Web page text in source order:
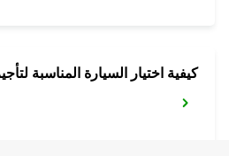
كيفية اختيار السيارة المناسبة